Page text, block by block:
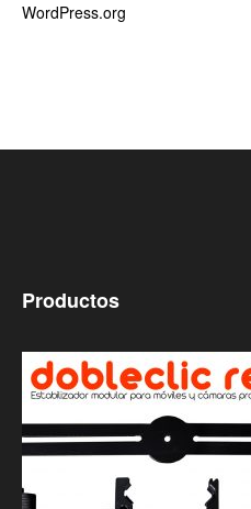
WordPress.org
Productos